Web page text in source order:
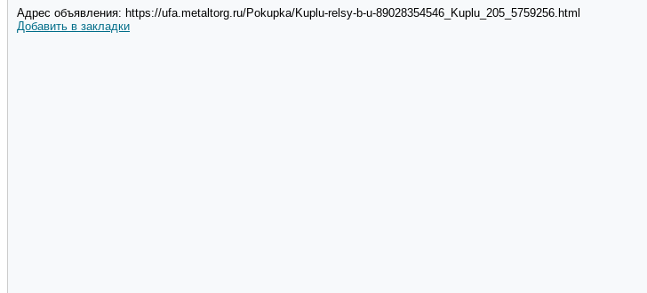
Адрес объявления: https://ufa.metaltorg.ru/Pokupka/Kuplu-relsy-b-u-89028354546_Kuplu_205_5759256.html
Добавить в закладки